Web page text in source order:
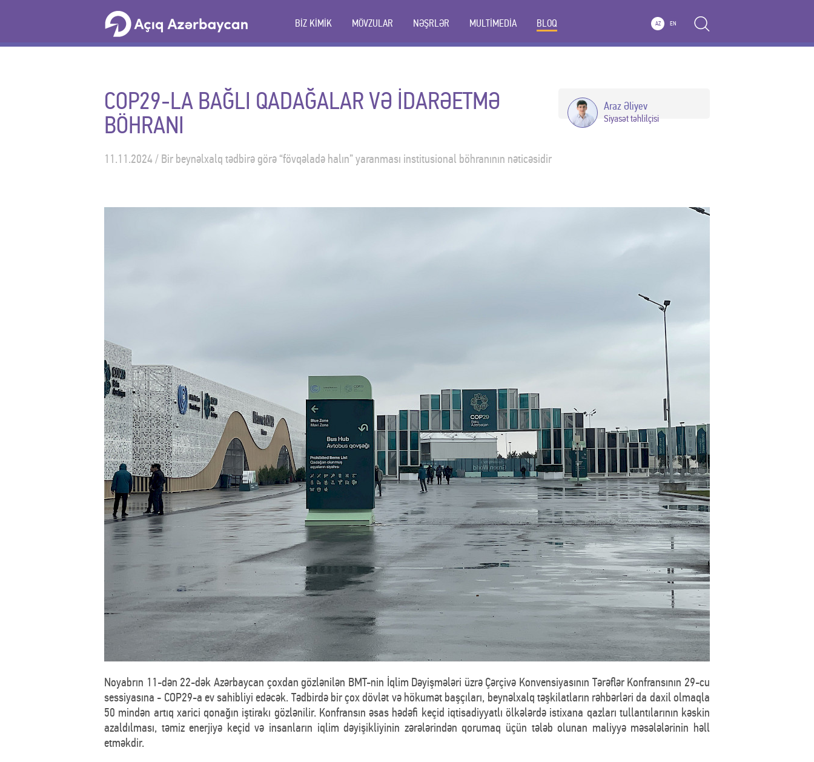
BİZ KİMİK MÖVZULAR NƏŞRLƏR MULTİMEDİA BLOQ AZ EN
Araz Əliyev
Siyasət təhlilçisi
COP29-LA BAĞLI QADAĞALAR VƏ İDARƏETMƏ
BÖHRANI
11.11.2024 / Bir beynəlxalq tədbirə görə “fövqəladə halın” yaranması institusional böhranının nəticəsidir
Noyabrın 11-dən 22-dək Azərbaycan çoxdan gözlənilən BMT-nin İqlim Dəyişmələri üzrə Çərçivə Konvensiyasının Tərəflər Konfransının 29-cu
sessiyasına - COP29-a ev sahibliyi edəcək. Tədbirdə bir çox dövlət və hökumət başçıları, beynəlxalq təşkilatların rəhbərləri da daxil olmaqla
50 mindən artıq xarici qonağın iştirakı gözlənilir. Konfransın əsas hədəfi keçid iqtisadiyyatlı ölkələrdə istixana qazları tullantılarının kəskin
azaldılması, təmiz enerjiyə keçid və insanların iqlim dəyişikliyinin zərələrindən qorumaq üçün tələb olunan maliyyə məsələlərinin həll
etməkdir.